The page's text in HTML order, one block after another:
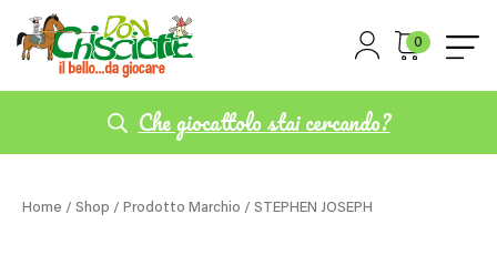
0
Che giocattolo stai cercando?
Home / Shop / Prodotto Marchio / STEPHEN JOSEPH